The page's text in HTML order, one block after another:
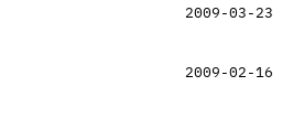
2009-03-23
2009-02-16